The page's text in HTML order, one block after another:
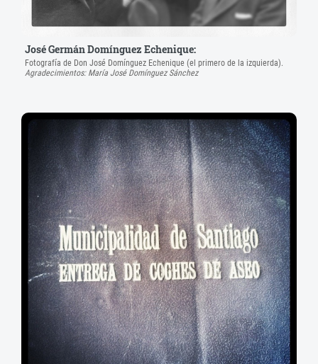
José Germán Domínguez Echenique:
Fotografía de Don José Domínguez Echenique (el primero de la izquierda).
Agradecimientos: María José Domínguez Sánchez